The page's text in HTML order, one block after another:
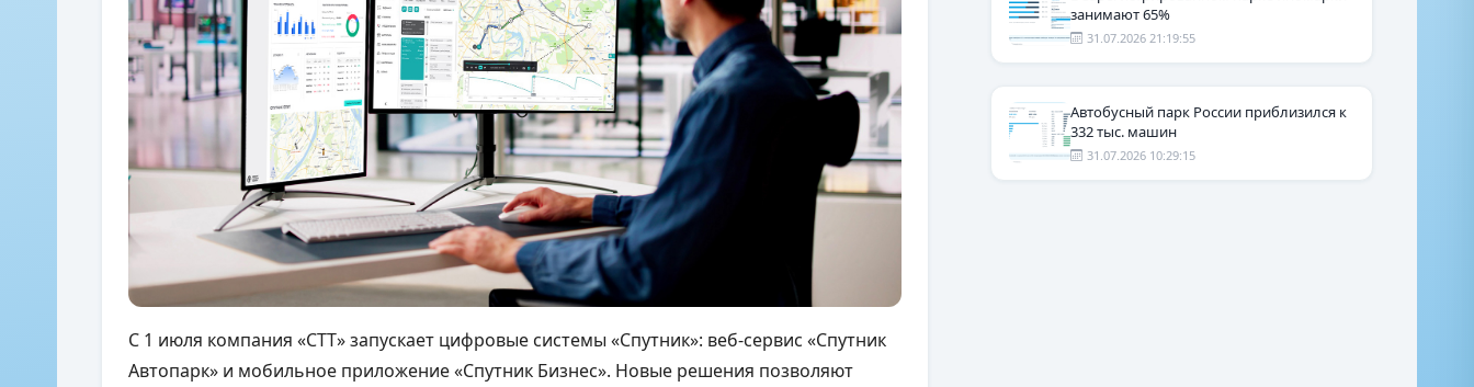
С 1 июля компания «СТТ» запускает цифровые системы «Спутник»: веб-сервис «Спутник
Автопарк» и мобильное приложение «Спутник Бизнес». Новые решения позволяют
занимают 65%
31.07.2026 21:19:55
Автобусный парк России приблизился к
332 тыс. машин
31.07.2026 10:29:15